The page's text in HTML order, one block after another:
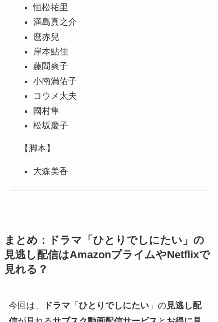
恒松祐里
満島真之介
麿赤兒
岸本鮎佳
藤間爽子
小南満佑子
コウメ太夫
國村隼
松坂慶子
【脚本】
大森美香
まとめ： ドラマ 「 ひとりでしにたい 」の
見逃し配信はAmazonプライムやNetflixで
見れる？
今回は、 ドラマ 「 ひとりでしにたい」の見逃し配